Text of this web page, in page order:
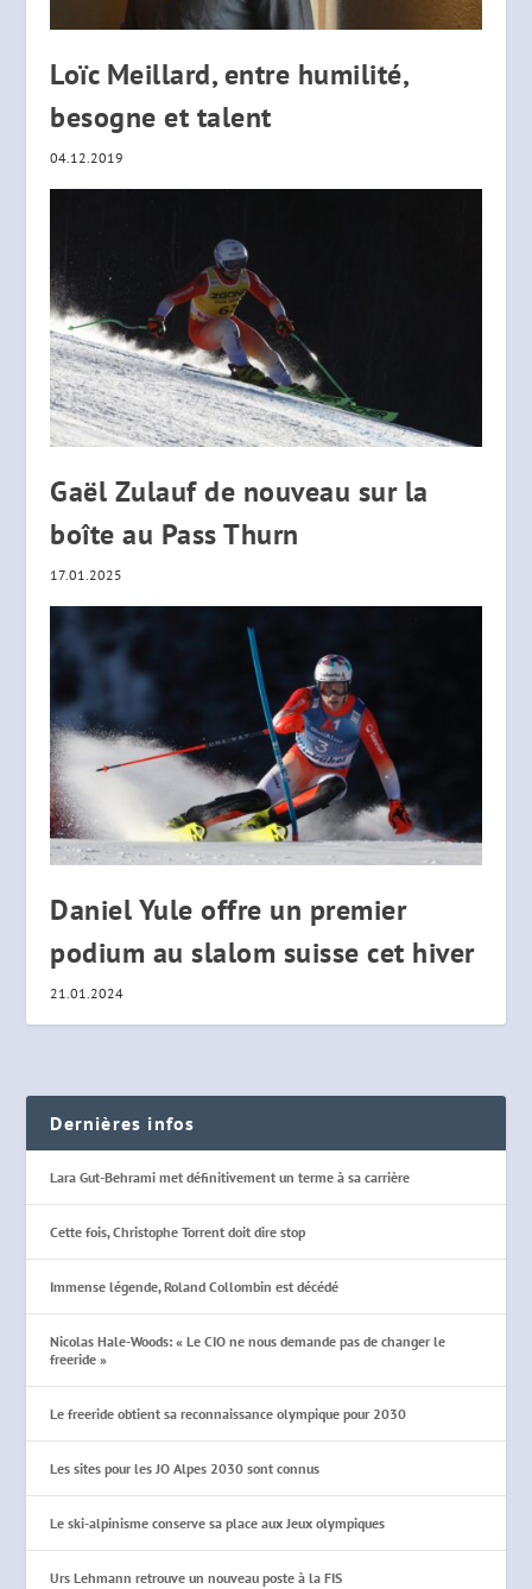
Loïc Meillard, entre humilité,
besogne et talent
04.12.2019
Gaël Zulauf de nouveau sur la
boîte au Pass Thurn
17.01.2025
Daniel Yule offre un premier
podium au slalom suisse cet hiver
21.01.2024
Dernières infos
Lara Gut-Behrami met définitivement un terme à sa carrière
Cette fois, Christophe Torrent doit dire stop
Immense légende, Roland Collombin est décédé
Nicolas Hale-Woods: « Le CIO ne nous demande pas de changer le
freeride »
Le freeride obtient sa reconnaissance olympique pour 2030
Les sites pour les JO Alpes 2030 sont connus
Le ski-alpinisme conserve sa place aux Jeux olympiques
Urs Lehmann retrouve un nouveau poste à la FIS